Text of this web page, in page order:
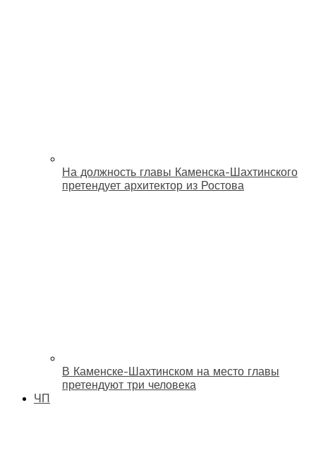
На должность главы Каменска-Шахтинского
претендует архитектор из Ростова
В Каменске-Шахтинском на место главы
претендуют три человека
ЧП